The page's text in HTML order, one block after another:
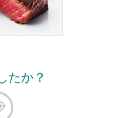
たか？